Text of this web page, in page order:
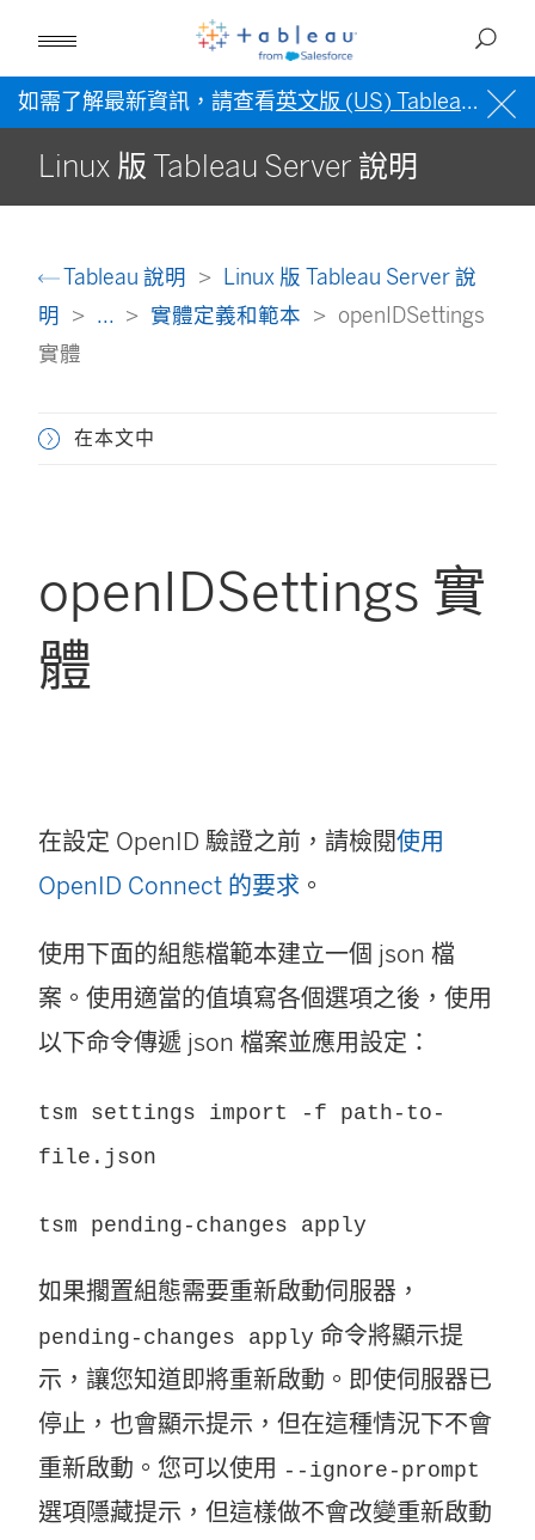
如需了解最新資訊，請查看英文版 (US) Tableau 說明
Linux 版 Tableau Server 說明
Tableau 說明
Linux 版 Tableau Server 說
明
... 實體定義和範本
openIDSettings
實體
在本文中
openIDSettings 實
體
在設定 OpenID 驗證之前，請檢閱使用
OpenID Connect 的要求 。
使用下面的組態檔範本建立一個 json 檔
案。使用適當的值填寫各個選項之後，使用
以下命令傳遞 json 檔案並應用設定：
tsm settings import -f path-to-
file.json
tsm pending-changes apply
如果擱置組態需要重新啟動伺服器，
pending-changes apply 命令將顯示提
示，讓您知道即將重新啟動。即使伺服器已
停止，也會顯示提示，但在這種情況下不會
重新啟動。您可以使用 --ignore-prompt
選項隱藏提示，但這樣做不會改變重新啟動